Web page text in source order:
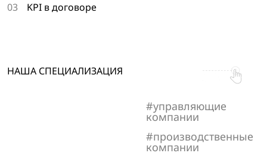
03
KPI в договоре
НАША СПЕЦИАЛИЗАЦИЯ
управляющие
компании
производственные
компании